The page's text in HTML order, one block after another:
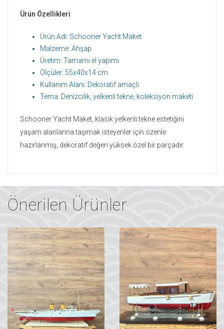
Ürün Özellikleri
Ürün Adı: Schooner Yacht Maket
Malzeme: Ahşap
Üretim: Tamamı el yapımı
Ölçüler: 55x40x14 cm
Kullanım Alanı: Dekoratif amaçlı
Tema: Denizcilik, yelkenli tekne, koleksiyon maketi
Schooner Yacht Maket, klasik yelkenli tekne estetiğini
yaşam alanlarına taşımak isteyenler için özenle
hazırlanmış, dekoratif değeri yüksek özel bir parçadır.
Önerilen Ürünler